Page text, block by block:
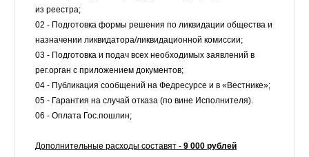
из реестра;
02 - Подготовка формы решения по ликвидации общества и
назначении ликвидатора/ликвидационной комиссии;
03 - Подготовка и подач всех необходимых заявлений в
рег.орган с приложением документов;
04 - Публикация сообщений на Федресурсе и в «Вестнике»;
05 - Гарантия на случай отказа (по вине Исполнителя).
06 - Оплата Гос.пошлин;
Дополнительные расходы составят - 9 000 рублей